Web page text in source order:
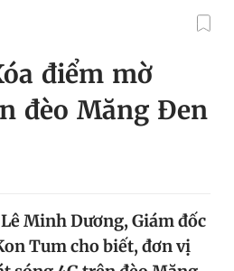
Tin 360
điểm mờ
đèo Măng Đen
Minh Dương, Giám đốc
Tum cho biết, đơn vị